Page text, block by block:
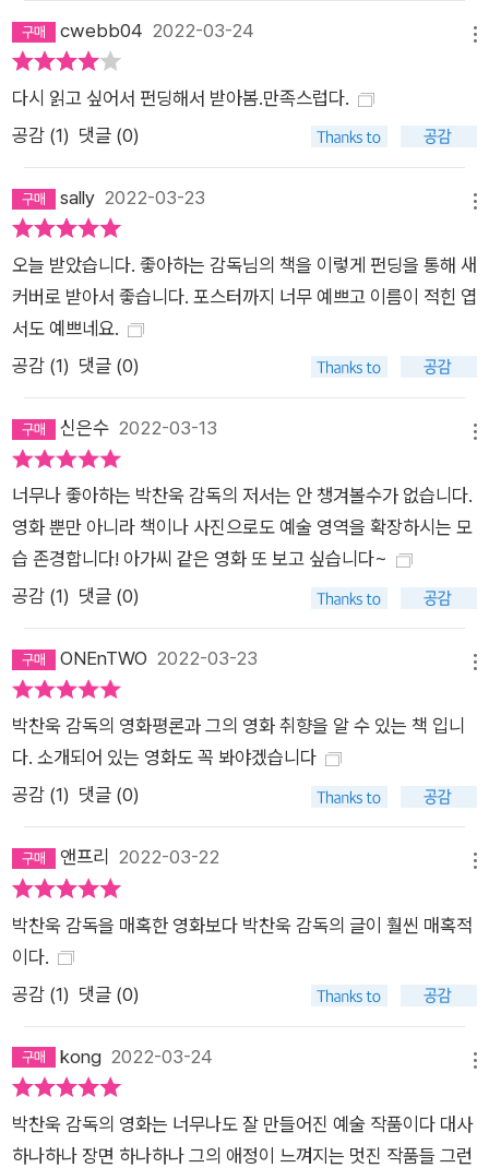
cwebb04 2022-03-24
다시 읽고 싶어서 펀딩해서 받아봄.만족스럽다.
공감 (1) 댓글 (0)
sally 2022-03-23
오늘 받았습니다. 좋아하는 감독님의 책을 이렇게 펀딩을 통해 새
커버로 받아서 좋습니다. 포스터까지 너무 예쁘고 이름이 적힌 엽
서도 예쁘네요.
공감 (1) 댓글 (0)
신은수 2022-03-13
너무나 좋아하는 박찬욱 감독의 저서는 안 챙겨볼수가 없습니다.
영화 뿐만 아니라 책이나 사진으로도 예술 영역을 확장하시는 모
습 존경합니다! 아가씨 같은 영화 또 보고 싶습니다~
공감 (1) 댓글 (0)
ONEnTWO 2022-03-23
박찬욱 감독의 영화평론과 그의 영화 취향을 알 수 있는 책 입니
다. 소개되어 있는 영화도 꼭 봐야겠습니다
공감 (1) 댓글 (0)
앤프리 2022-03-22
박찬욱 감독을 매혹한 영화보다 박찬욱 감독의 글이 훨씬 매혹적
이다.
공감 (1) 댓글 (0)
kong 2022-03-24
박찬욱 감독의 영화는 너무나도 잘 만들어진 예술 작품이다 대사
하나하나 장면 하나하나 그의 애정이 느껴지는 멋진 작품들 그런